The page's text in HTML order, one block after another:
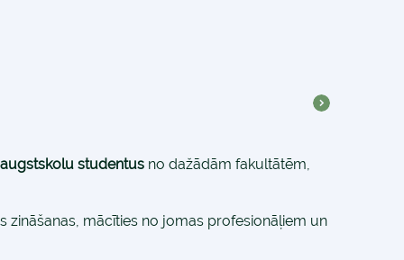
studentus no dažādām fakultātēm,
zināšanas, mācīties no jomas profesionāļiem un